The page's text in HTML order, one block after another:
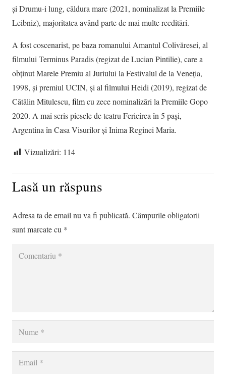
și Drumu-i lung, căldura mare (2021, nominalizat la Premiile
Leibniz), majoritatea având parte de mai multe reeditări.
A fost coscenarist, pe baza romanului Amantul Colivăresei, al
filmului Terminus Paradis (regizat de Lucian Pintilie), care a
obținut Marele Premiu al Juriului la Festivalul de la Veneția,
1998, și premiul UCIN, și al filmului Heidi (2019), regizat de
Cătălin Mitulescu, filmcu zece nominalizări la Premiile Gopo
2020. A mai scris piesele de teatru Fericirea în 5 pași,
Argentina în Casa Visurilor și Inima Reginei Maria.
Vizualizări: 114
Lasă un răspuns
Adresa ta de email nu va fi publicată. Câmpurile obligatorii
sunt marcate cu *